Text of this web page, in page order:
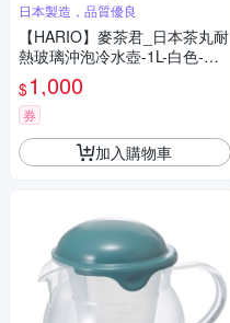
日本製造，品質優良
【HARIO】麥茶君_日本茶丸耐
熱玻璃沖泡冷水壺-1L-白色-日
本製
$1,000
券
加入購物車